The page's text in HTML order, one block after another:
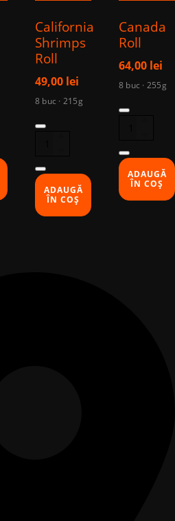
California
Shrimps
Roll
49,00 lei
8 buc · 215g
Cantitate
Roll
ADAUGĂ
ÎN COȘ
Canada
Roll
64,00 lei
8 buc · 255g
Cantitate
ADAUGĂ
ÎN COȘ